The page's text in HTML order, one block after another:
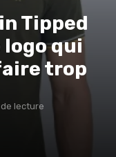
Tipped
qui
trop
de lecture